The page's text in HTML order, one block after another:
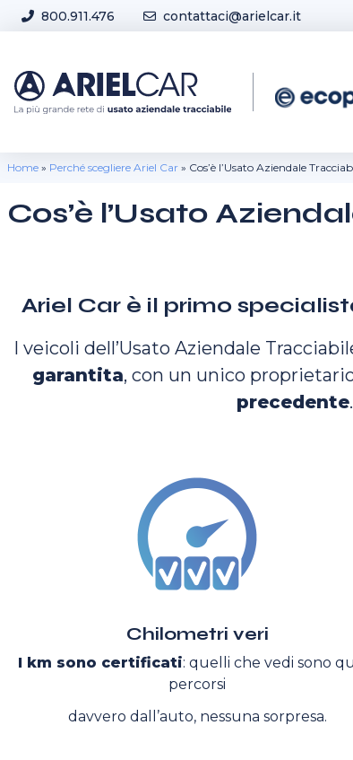
Skip to content
800.911.476
contattaci@arielcar.it
Home » Perché scegliere Ariel Car » Cos’è l’Usato Aziendale
Cos’è l’Usato
Ariel Car è il primo
I veicoli dell’Usato Aziendale
garantita, con un unico
precedente.
Chilometri veri
I km sono certificati: quelli che vedi sono
percorsi
davvero dall’auto, nessuna sorpresa.